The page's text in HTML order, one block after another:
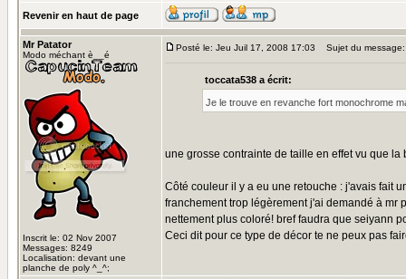
Revenir en haut de page
Mr Patator
Modo méchant è__é
Inscrit le: 02 Nov 2007
Messages: 8249
Localisation: devant une
planche de poly ^_^;
Posté le: Jeu Juil 17, 2008 17:03 Sujet du message:
toccata538 a écrit:
Je le trouve en revanche fort monochrome
une grosse contrainte de taille en effet vu que
Côté couleur il y a eu une retouche : j'avais fait
franchement trop légèrement j'ai demandé à mr
nettement plus coloré! bref faudra que seiyann
Ceci dit pour ce type de décor te ne peux pas